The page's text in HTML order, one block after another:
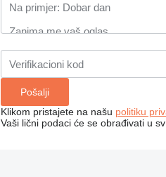
Klikom pristajete na našu politiku
Vaši lični podaci će se obrađivati ​​u